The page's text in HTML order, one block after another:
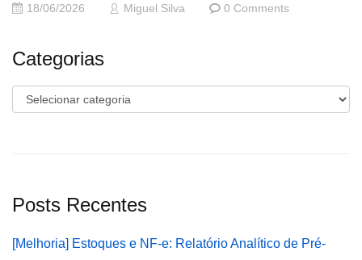
18/06/2026 Miguel Silva 0 Comments
Categorias
Categorias
Posts Recentes
[Melhoria] Estoques e NF-e: Relatório Analítico de Pré-